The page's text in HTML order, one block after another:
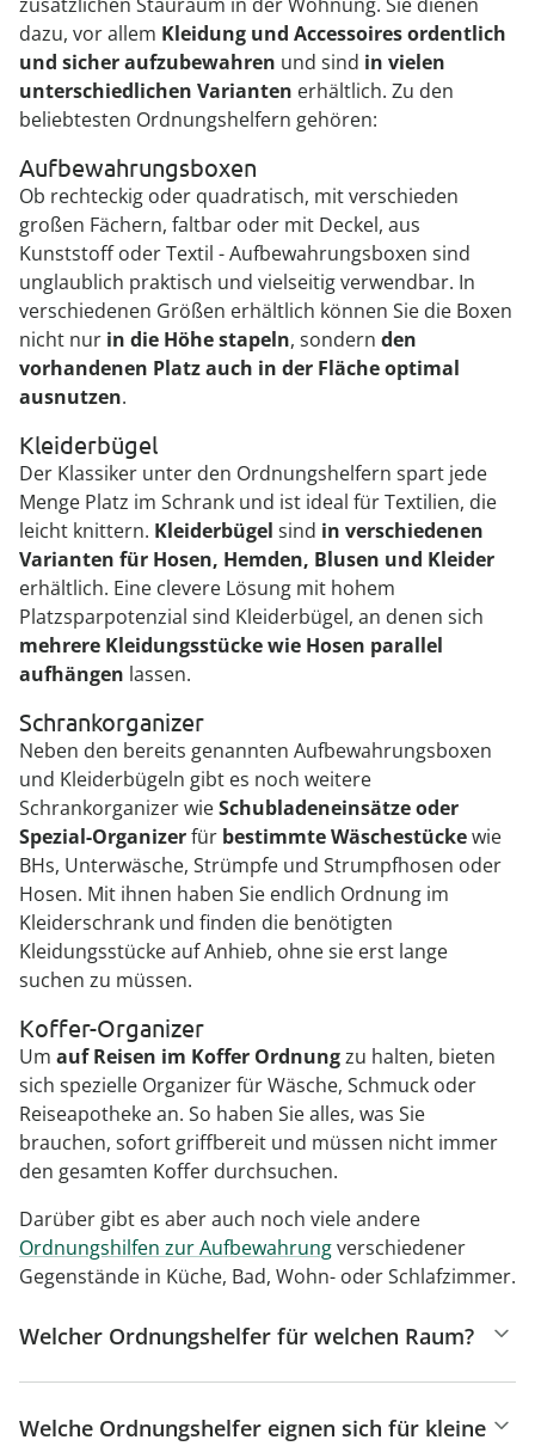
dazu, vor allem Kleidung und Accessoires ordentlich
und sicher aufzubewahren und sind in vielen
unterschiedlichen Varianten erhältlich. Zu den
beliebtesten Ordnungshelfern gehören:
Aufbewahrungsboxen
Ob rechteckig oder quadratisch, mit verschieden
großen Fächern, faltbar oder mit Deckel, aus
Kunststoff oder Textil - Aufbewahrungsboxen sind
unglaublich praktisch und vielseitig verwendbar. In
verschiedenen Größen erhältlich können Sie die Boxen
nicht nur in die Höhe stapeln, sondern den
vorhandenen Platz auch in der Fläche optimal
ausnutzen.
Kleiderbügel
Der Klassiker unter den Ordnungshelfern spart jede
Menge Platz im Schrank und ist ideal für Textilien, die
leicht knittern. Kleiderbügel sind in verschiedenen
Varianten für Hosen, Hemden, Blusen und Kleider
erhältlich. Eine clevere Lösung mit hohem
Platzsparpotenzial sind Kleiderbügel, an denen sich
mehrere Kleidungsstücke wie Hosen parallel
aufhängen lassen.
Schrankorganizer
Neben den bereits genannten Aufbewahrungsboxen
und Kleiderbügeln gibt es noch weitere
Schrankorganizer wieSchubladeneinsätze oder
Spezial-Organizerfür bestimmte Wäschestückewie
BHs, Unterwäsche, Strümpfe und Strumpfhosen oder
Hosen. Mit ihnen haben Sie endlich Ordnung im
Kleiderschrank und finden die benötigten
Kleidungsstücke auf Anhieb, ohne sie erst lange
suchen zu müssen.
Koffer-Organizer
Um auf Reisen im Koffer Ordnungzu halten, bieten
sich spezielle Organizer für Wäsche, Schmuck oder
Reiseapotheke an. So haben Sie alles, was Sie
brauchen, sofort griffbereit und müssen nicht immer
den gesamten Koffer durchsuchen.
Darüber gibt es aber auch noch viele andere
Ordnungshilfen zur Aufbewahrungverschiedener
Gegenstände in Küche, Bad, Wohn- oder Schlafzimmer.
Welcher Ordnungshelfer für welchen Raum?
Welche Ordnungshelfer eignen sich für kleine